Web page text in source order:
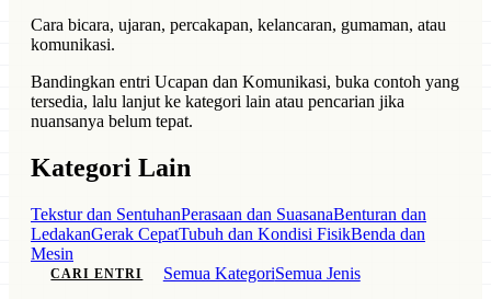
Cara bicara, ujaran, percakapan, kelancaran, gumaman, atau
komunikasi.
Bandingkan entri Ucapan dan Komunikasi, buka contoh yang
tersedia, lalu lanjut ke kategori lain atau pencarian jika
nuansanya belum tepat.
Kategori Lain
Tekstur dan SentuhanPerasaan dan SuasanaBenturan dan
LedakanGerak CepatTubuh dan Kondisi FisikBenda dan
Mesin
CARI ENTRI Semua KategoriSemua Jenis